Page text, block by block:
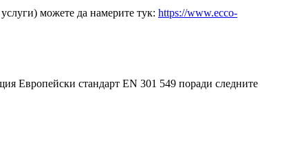
можете да намерите тук: https://www.ecco-
Европейски стандарт EN 301 549 поради следните